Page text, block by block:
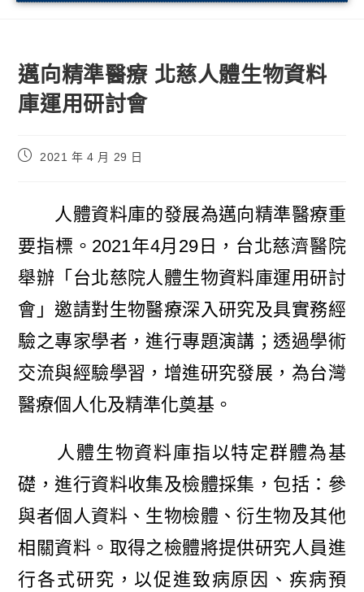
邁向精準醫療 北慈人體生物資料
庫運用研討會
2021 年 4 月 29 日
人體資料庫的發展為邁向精準醫療重
要指標。2021年4月29日，台北慈濟醫院
舉辦「台北慈院人體生物資料庫運用研討
會」邀請對生物醫療深入研究及具實務經
驗之專家學者，進行專題演講；透過學術
交流與經驗學習，增進研究發展，為台灣
醫療個人化及精準化奠基。
人體生物資料庫指以特定群體為基
礎，進行資料收集及檢體採集，包括：參
與者個人資料、生物檢體、衍生物及其他
相關資料。取得之檢體將提供研究人員進
行各式研究，以促進致病原因、疾病預